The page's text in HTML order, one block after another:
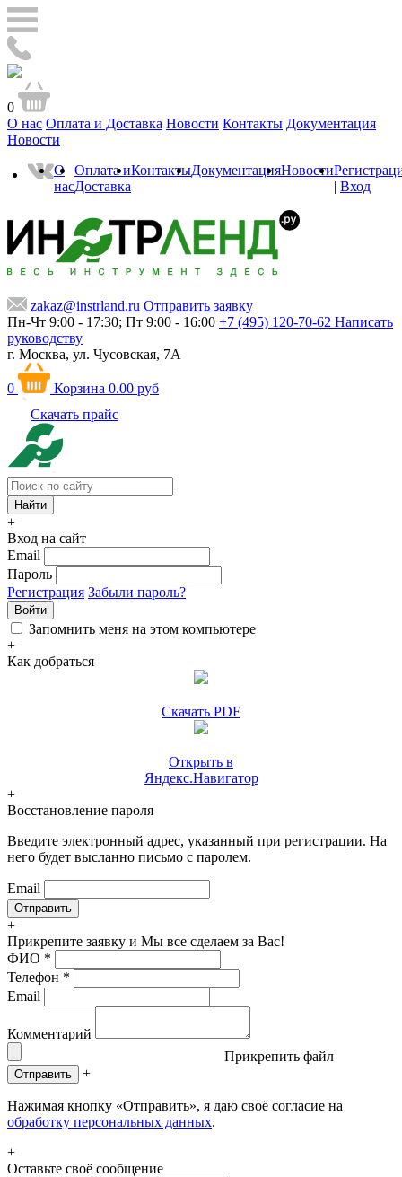
0
О нас Оплата и Доставка Новости Контакты Документация
Новости
О
нас
Оплата и
Доставка
КонтактыДокументацияНовости
| Вход
zakaz@instrland.ru Отправить заявку
Пн-Чт 9:00 - 17:30; Пт 9:00 - 16:00 +7 (495) 120-70-62 Написать
руководству
г. Москва, ул. Чусовская, 7А
0 Корзина 0.00 руб
Скачать прайс
+
Вход на сайт
Email
Пароль
Регистрация Забыли пароль?
Войти
Запомнить меня на этом компьютере
+
Как добраться
Скачать PDF
Открыть в
Яндекс.Навигатор
+
Восстановление пароля
Введите электронный адрес, указанный при регистрации. На
него будет высланно письмо с паролем.
Email
+
Прикрепите заявку и Мы все сделаем за Вас!
ФИО *
Телефон *
Email
Комментарий
Прикрепить файл
Отправить +
Нажимая кнопку «Отправить», я даю своё согласие на
обработку персональных данных.
+
Оставьте своё сообщение